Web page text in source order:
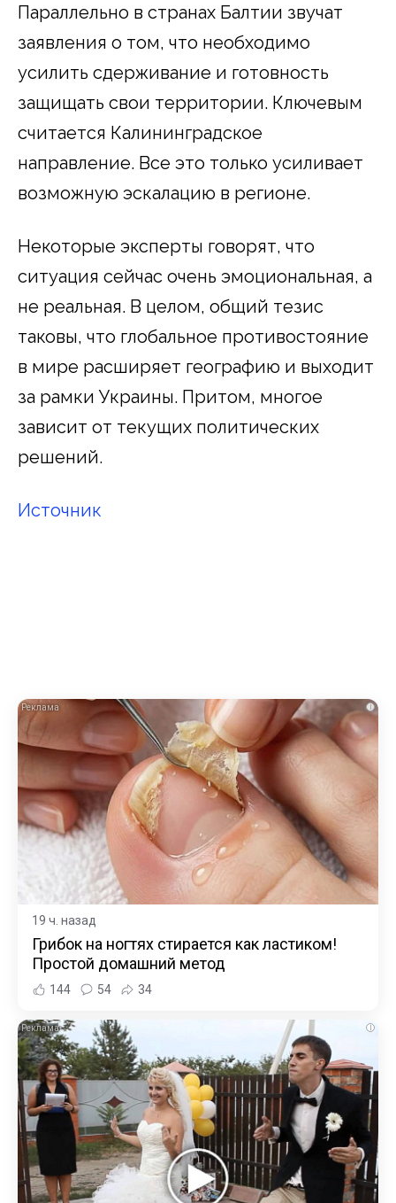
Параллельно в странах Балтии звучат
заявления о том, что необходимо
усилить сдерживание и готовность
защищать свои территории. Ключевым
считается Калининградское
направление. Все это только усиливает
возможную эскалацию в регионе.
Некоторые эксперты говорят, что
ситуация сейчас очень эмоциональная, а
не реальная. В целом, общий тезис
таковы, что глобальное противостояние
в мире расширяет географию и выходит
за рамки Украины. Притом, многое
зависит от текущих политических
решений.
Источник
i
19 ч. назад
Грибок на ногтях стирается как ластиком!
Простой домашний метод
144 54 34
i